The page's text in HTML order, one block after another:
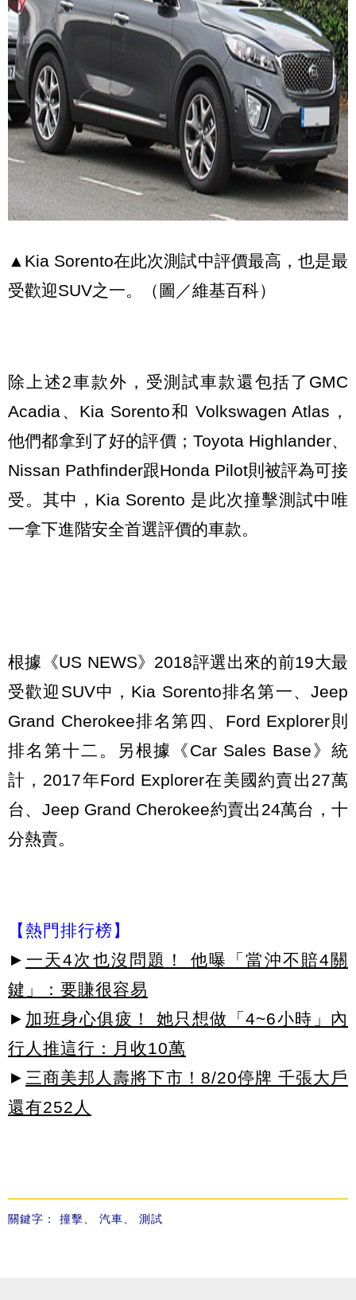
▲Kia Sorento在此次測試中評價最高，也是最
受歡迎SUV之一。（圖／維基百科）
除上述2車款外，受測試車款還包括了GMC
Acadia、Kia Sorento和 Volkswagen Atlas，
他們都拿到了好的評價；Toyota Highlander、
Nissan Pathfinder跟Honda Pilot則被評為可接
受。其中，Kia Sorento 是此次撞擊測試中唯
一拿下進階安全首選評價的車款。
根據《US NEWS》2018評選出來的前19大最
受歡迎SUV中，Kia Sorento排名第一、Jeep
Grand Cherokee排名第四、Ford Explorer則
排名第十二。另根據《Car Sales Base》統
計，2017年Ford Explorer在美國約賣出27萬
台、Jeep Grand Cherokee約賣出24萬台，十
分熱賣。
【熱門排行榜】
► 一天4次也沒問題！ 他曝「當沖不賠4關
鍵」：要賺很容易
► 加班身心俱疲！ 她只想做「4~6小時」內
行人推這行：月收10萬
► 三商美邦人壽將下市！8/20停牌 千張大戶
還有252人
關鍵字： 撞擊、 汽車、 測試